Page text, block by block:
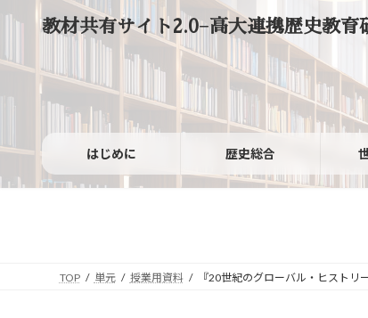
ン
ッ
ー
移
教材共有サイト2.0−高大連携歴史教育
はじめに 歴史総合
TOP 単元 授業用資料 『20世紀のグローバル・ヒストリ